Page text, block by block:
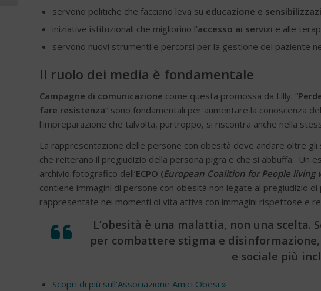
servono politiche che facciano leva su educazione e
iniziative istituzionali che migliorino l’accesso ai servizi e alle
servono nuovi strumenti e percorsi per la gestione del paziente
Il ruolo dei media è fondamentale
Campagne di comunicazione come questa promossa da Lilly: “
fare resistenza” sono fondamentali per aumentare la conoscenza
l’impreparazione che talvolta, purtroppo, si riscontra anche nella
La rappresentazione delle persone con obesità deve andare oltre
che reiterano il pregiudizio della persona pigra e che si abbuffa. Un
archivio fotografico dell’ECPO (European Coalition for People living
contiene immagini di persone con obesità non legate al pregiudizio
rappresentate nei momenti di vita attiva con immagini rispettose e
L’obesità è una malattia, non una scelta.
per combattere stigma e
e sociale più
Scopri di più sull’Associazione Amici Obesi »